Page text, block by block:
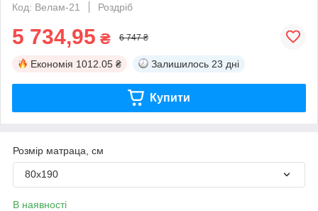
Код: Велам-21
Роздріб
5 734,95 ₴ 6 747 ₴
Економія 1012.05 ₴ Залишилось 23 дні
Купити
Розмір матраца, см
80х190
В наявності